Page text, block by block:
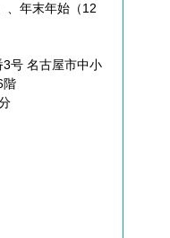
、年末年始（12
号 名古屋市中小
階